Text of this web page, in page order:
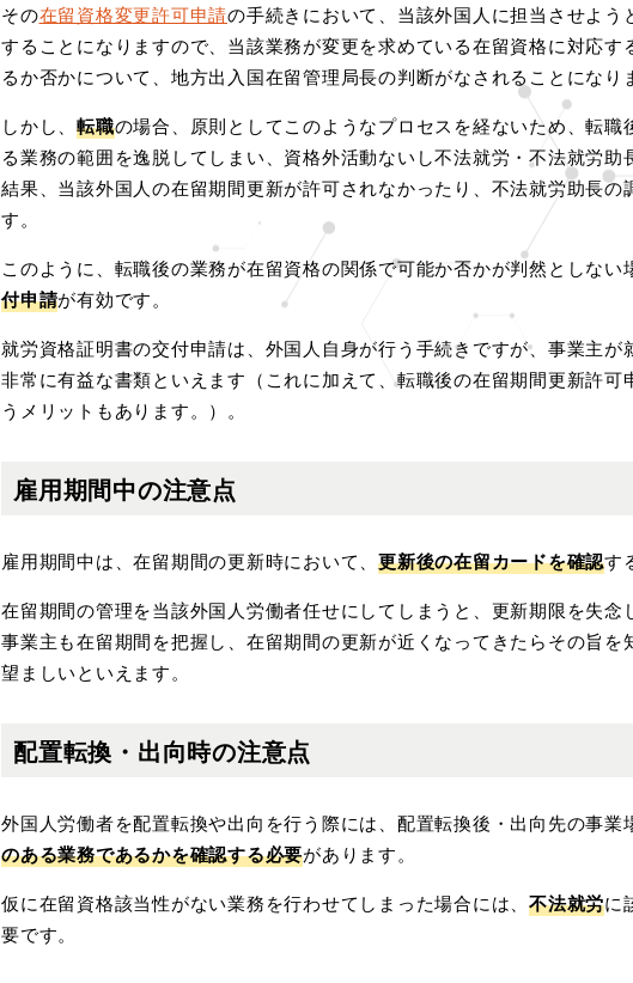
その在留資格変更許可申請の手続きにおいて、当該外国人に担当させよう
することになりますので、当該業務が変更を求めている在留資格に対応
るか否かについて、地方出入国在留管理局長の判断がなされることになり
しかし、 転職の場合、原則としてこのようなプロセスを経ないため、転
る業務の範囲を逸脱してしまい、資格外活動ないし不法就労・不法就労
結果、当該外国人の在留期間更新が許可されなかったり、不法就労助長の
す。
このように、転職後の業務が在留資格の関係で可能か否かが判然としない
付申請が有効です。
就労資格証明書の交付申請は、外国人自身が行う手続きですが、事業主
非常に有益な書類といえます（これに加えて、転職後の在留期間更新許可
うメリットもあります。）。
雇用期間中の注意点
雇用期間中は、在留期間の更新時において、 更新後の在留カードを確認す
在留期間の管理を当該外国人労働者任せにしてしまうと、更新期限を失念
事業主も在留期間を把握し、在留期間の更新が近くなってきたらその旨
望ましいといえます。
配置転換・出向時の注意点
外国人労働者を配置転換や出向を行う際には、配置転換後・出向先の事業
のある業務であるかを確認する必要があります。
仮に在留資格該当性がない業務を行わせてしまった場合には、 不法就労に
要です。